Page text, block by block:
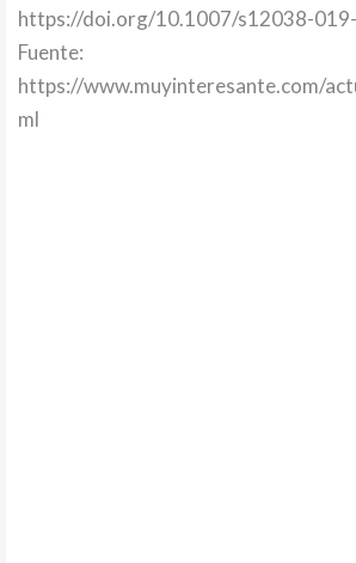
https://doi.org/10.1007/s12038-
Fuente:
https://www.muyinteresante.com/
ml